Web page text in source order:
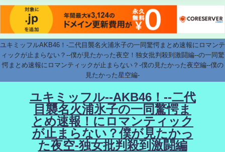
ユキミッフルAKB46！-二代目襲名火浦氷子の一同驚愕まとめ速報にロマンテ
ィックが止まらない？--僕が見たかった夜空！独女批判殺到激闘編--の一同驚
愕まとめ速報にロマンティックが止まらない？-僕の見たかった夜空編--僕の
見たかった星空編-
ユキミッフル--AKB46！--二代
目襲名火浦氷子の一同驚愕ま
とめ速報！にロマンティック
が止まらない？僕が見たかっ
た夜空-独女批判殺到激闘編